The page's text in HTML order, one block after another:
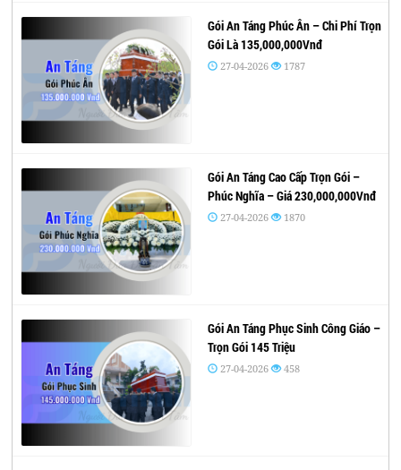
Gói An Táng Phúc Ân – Chi Phí Trọn
Gói Là 135,000,000Vnđ
27-04-2026 1787
Gói An Táng Cao Cấp Trọn Gói –
Phúc Nghĩa – Giá 230,000,000Vnđ
27-04-2026 1870
Gói An Táng Phục Sinh Công Giáo –
Trọn Gói 145 Triệu
27-04-2026 458